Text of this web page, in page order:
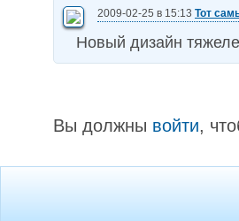
2009-02-25 в 15:13 Тот
Новый дизайн
Вы должны войти,